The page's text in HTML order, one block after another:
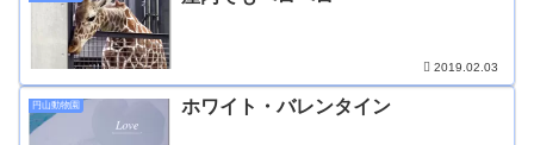
2019.02.03
円山動物園 ホワイト・バレンタイン